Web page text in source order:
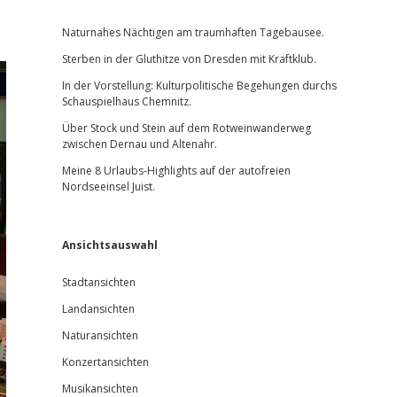
Naturnahes Nächtigen am traumhaften Tagebausee.
Sterben in der Gluthitze von Dresden mit Kraftklub.
In der Vorstellung: Kulturpolitische Begehungen durchs
Schauspielhaus Chemnitz.
Über Stock und Stein auf dem Rotweinwanderweg
zwischen Dernau und Altenahr.
Meine 8 Urlaubs-Highlights auf der autofreien
Nordseeinsel Juist.
Ansichtsauswahl
Stadtansichten
Landansichten
Naturansichten
Konzertansichten
Musikansichten